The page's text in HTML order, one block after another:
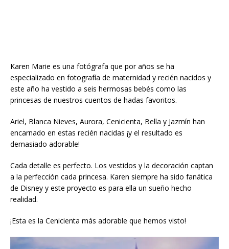
Karen Marie es una fotógrafa que por años se ha
especializado en fotografía de maternidad y recién nacidos y
este año ha vestido a seis hermosas bebés como las
princesas de nuestros cuentos de hadas favoritos.
Ariel, Blanca Nieves, Aurora, Cenicienta, Bella y Jazmín han
encarnado en estas recién nacidas ¡y el resultado es
demasiado adorable!
Cada detalle es perfecto. Los vestidos y la decoración captan
a la perfección cada princesa. Karen siempre ha sido fanática
de Disney y este proyecto es para ella un sueño hecho
realidad.
¡Esta es la Cenicienta más adorable que hemos visto!